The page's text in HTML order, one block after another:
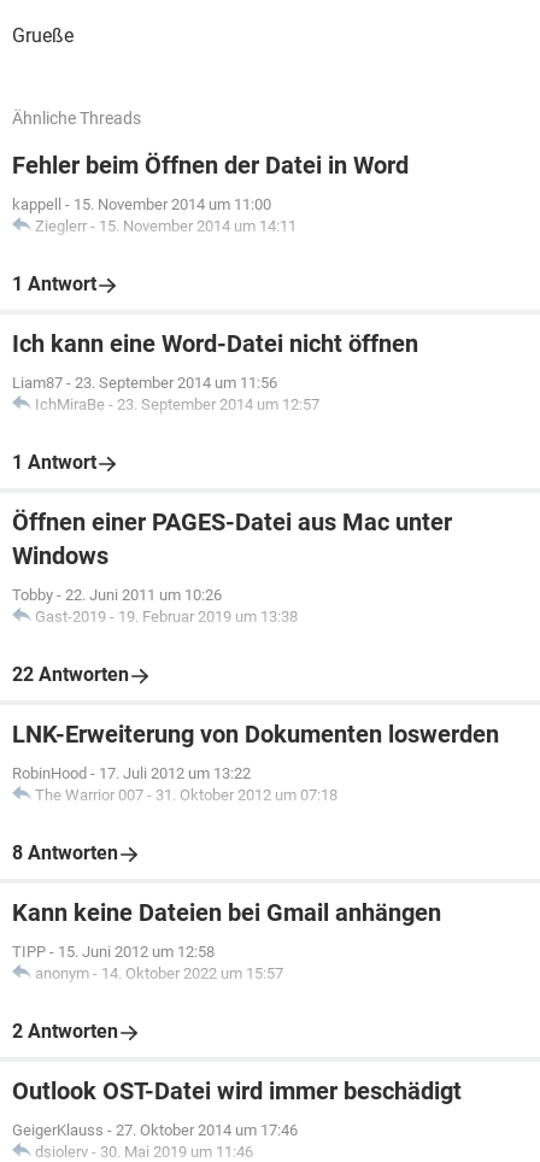
Grueße
Ähnliche Threads
Fehler beim Öffnen der Datei in Word
kappell - 15. November 2014 um 11:00
Zieglerr - 15. November 2014 um 14:11
1 Antwort
Ich kann eine Word-Datei nicht öffnen
Liam87 - 23. September 2014 um 11:56
IchMiraBe - 23. September 2014 um 12:57
1 Antwort
Öffnen einer PAGES-Datei aus Mac unter
Windows
Tobby - 22. Juni 2011 um 10:26
Gast-2019 - 19. Februar 2019 um 13:38
22 Antworten
LNK-Erweiterung von Dokumenten loswerden
RobinHood - 17. Juli 2012 um 13:22
The Warrior 007 - 31. Oktober 2012 um 07:18
8 Antworten
Kann keine Dateien bei Gmail anhängen
TIPP - 15. Juni 2012 um 12:58
anonym - 14. Oktober 2022 um 15:57
2 Antworten
Outlook OST-Datei wird immer beschädigt
GeigerKlauss - 27. Oktober 2014 um 17:46
dsiolerv - 30. Mai 2019 um 11:46